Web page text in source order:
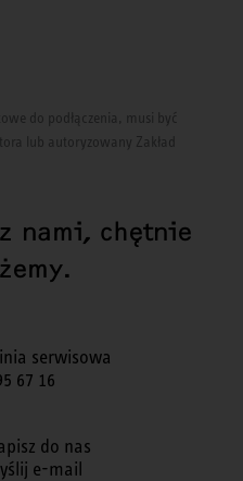
do podłączenia, musi być
lub autoryzowany Zakład
nami, chętnie
serwisowa
67 16
do nas
e-mail